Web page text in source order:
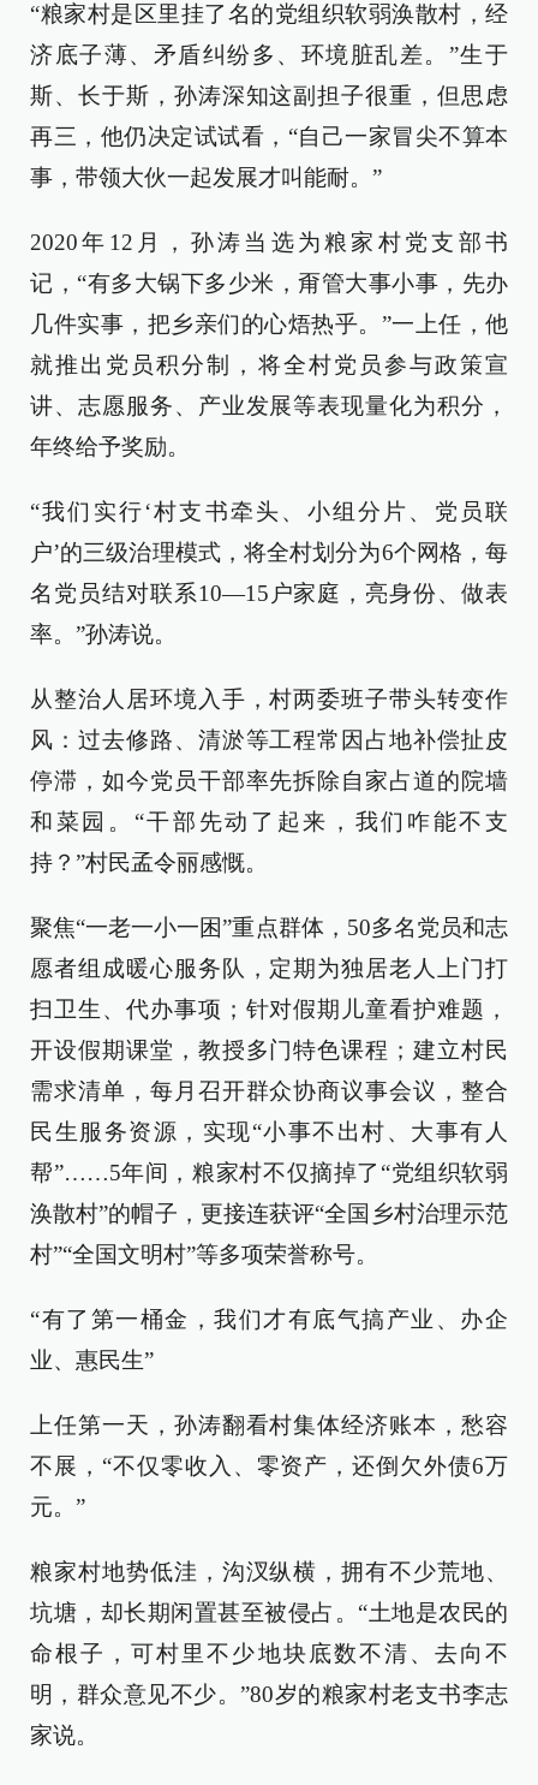
“粮家村是区里挂了名的党组织软弱涣散村，经
济底子薄、矛盾纠纷多、环境脏乱差。”生于
斯、长于斯，孙涛深知这副担子很重，但思虑
再三，他仍决定试试看，“自己一家冒尖不算本
事，带领大伙一起发展才叫能耐。”
2020年12月，孙涛当选为粮家村党支部书
记，“有多大锅下多少米，甭管大事小事，先办
几件实事，把乡亲们的心焐热乎。”一上任，他
就推出党员积分制，将全村党员参与政策宣
讲、志愿服务、产业发展等表现量化为积分，
年终给予奖励。
“我们实行‘村支书牵头、小组分片、党员联
户’的三级治理模式，将全村划分为6个网格，每
名党员结对联系10—15户家庭，亮身份、做表
率。”孙涛说。
从整治人居环境入手，村两委班子带头转变作
风：过去修路、清淤等工程常因占地补偿扯皮
停滞，如今党员干部率先拆除自家占道的院墙
和菜园。“干部先动了起来，我们咋能不支
持？”村民孟令丽感慨。
聚焦“一老一小一困”重点群体，50多名党员和志
愿者组成暖心服务队，定期为独居老人上门打
扫卫生、代办事项；针对假期儿童看护难题，
开设假期课堂，教授多门特色课程；建立村民
需求清单，每月召开群众协商议事会议，整合
民生服务资源，实现“小事不出村、大事有人
帮”……5年间，粮家村不仅摘掉了“党组织软弱
涣散村”的帽子，更接连获评“全国乡村治理示范
村”“全国文明村”等多项荣誉称号。
“有了第一桶金，我们才有底气搞产业、办企
业、惠民生”
上任第一天，孙涛翻看村集体经济账本，愁容
不展，“不仅零收入、零资产，还倒欠外债6万
元。”
粮家村地势低洼，沟汊纵横，拥有不少荒地、
坑塘，却长期闲置甚至被侵占。“土地是农民的
命根子，可村里不少地块底数不清、去向不
明，群众意见不少。”80岁的粮家村老支书李志
家说。